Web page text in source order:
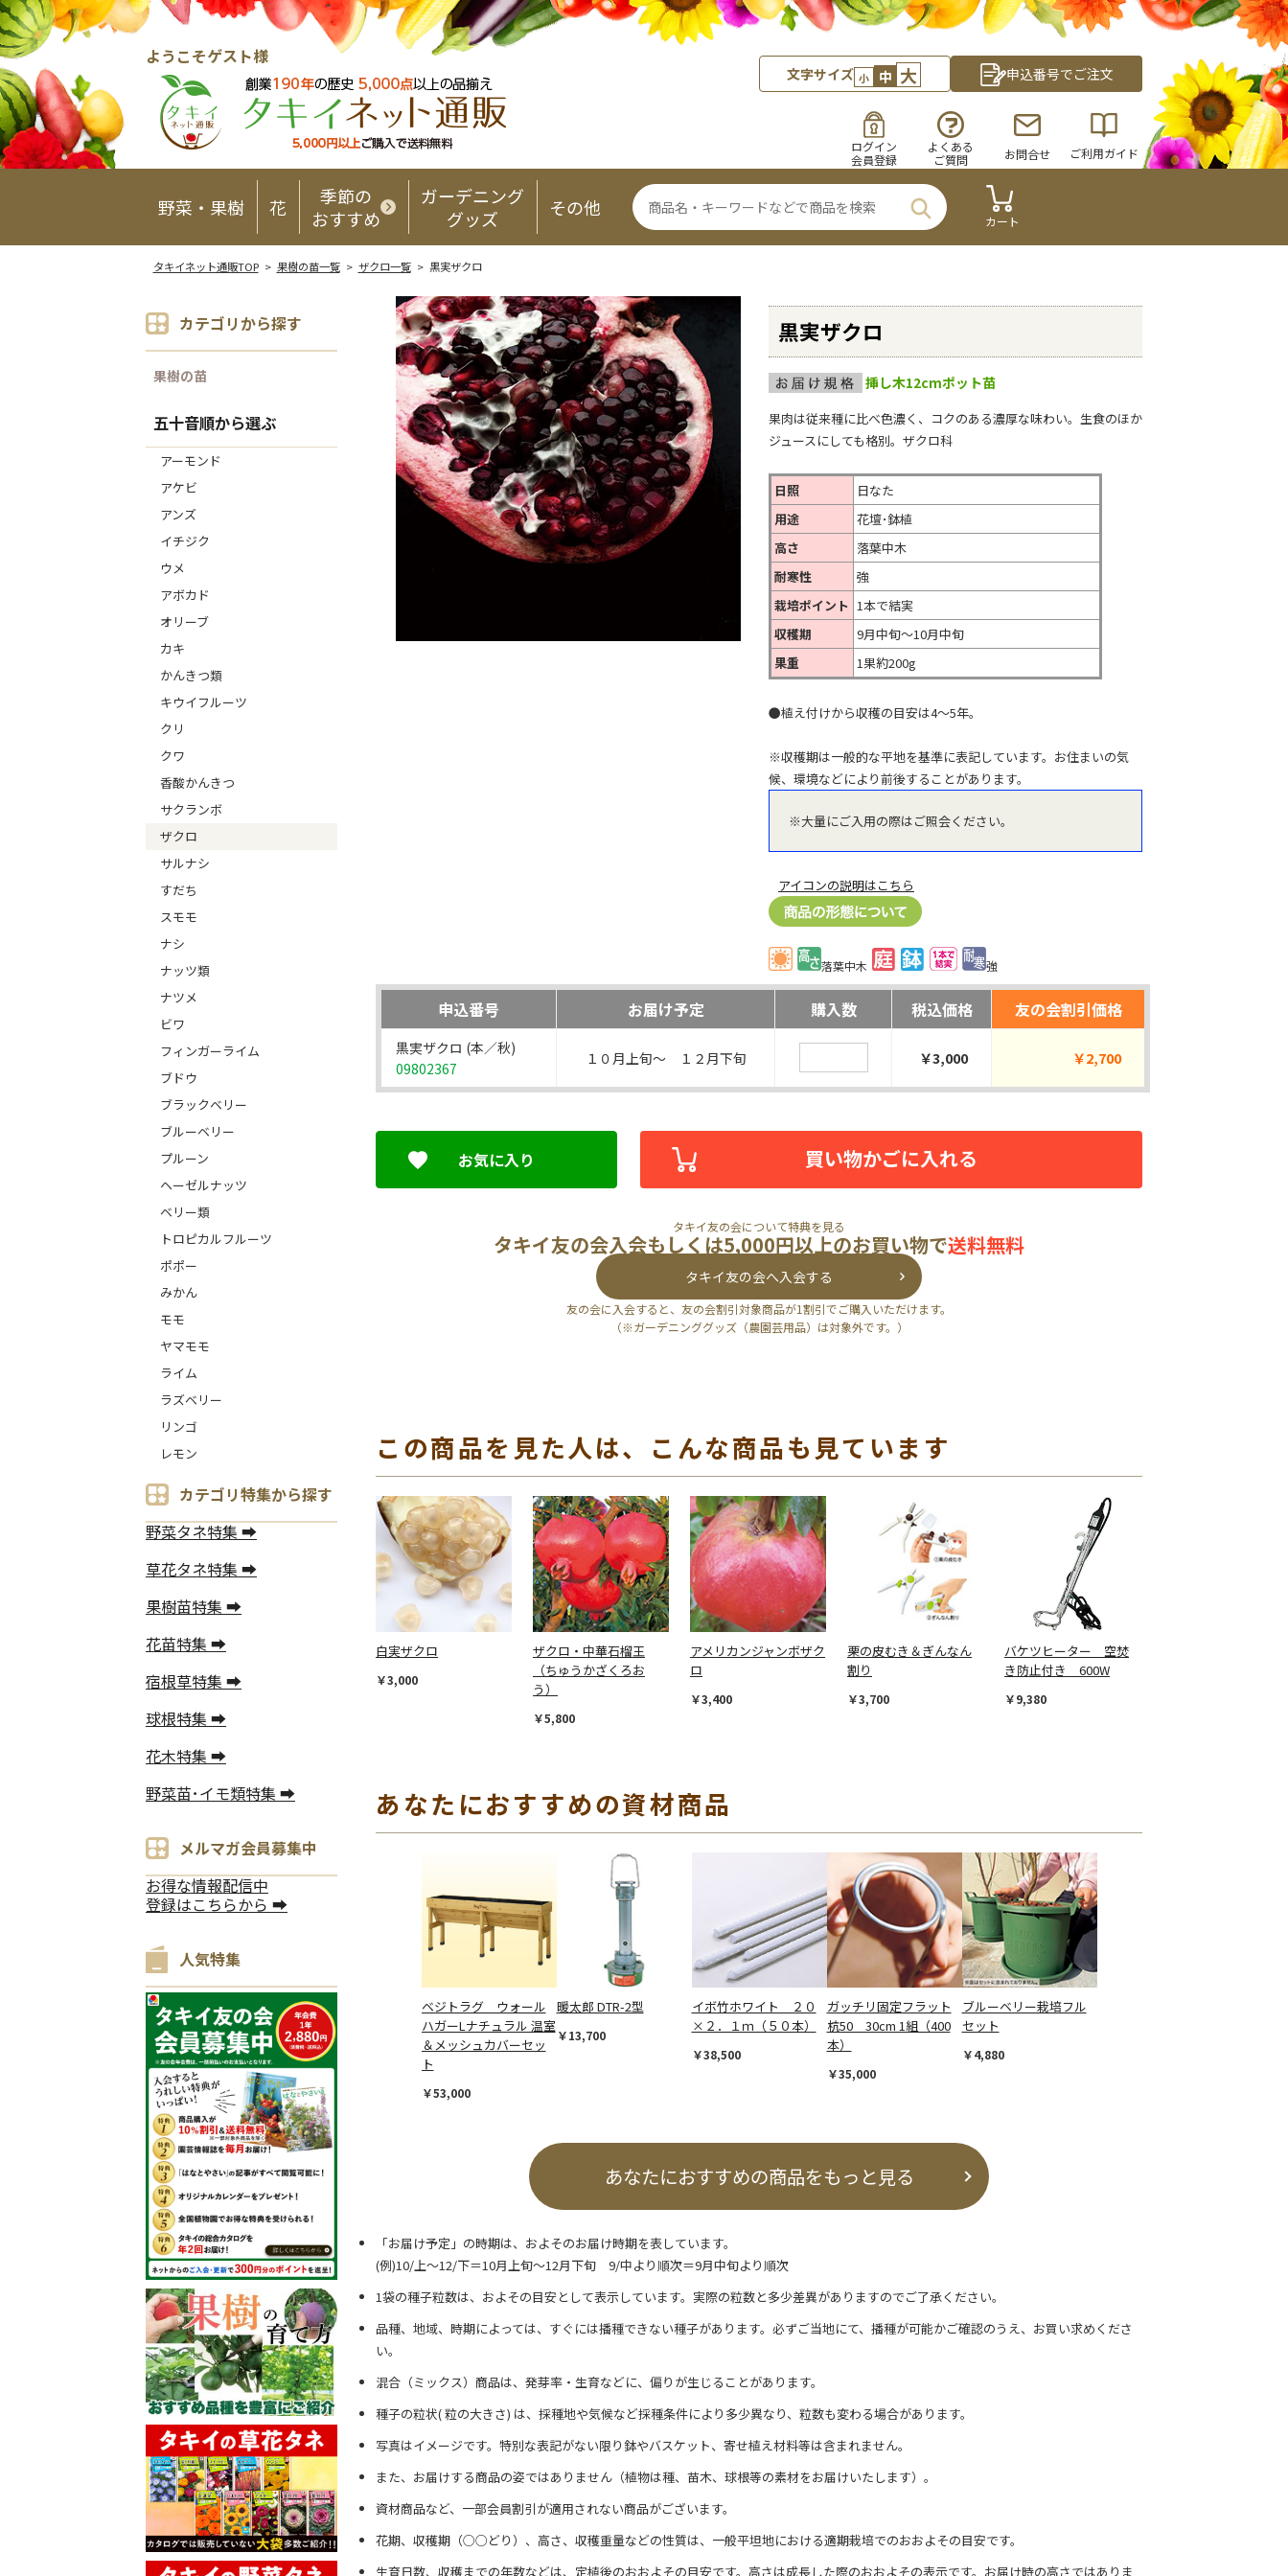
ようこそゲスト様
文字サイズ 小 中 大 申込番号でご注文
ログイン
会員登録
よくある
ご質問
お問合せ ご利用ガイド
野菜・果樹 花
季節の
おすすめ
ガーデニング
グッズ
その他
カート
タキイネット通販TOP> 果樹の苗一覧> ザクロ一覧> 黒実ザクロ
カテゴリから探す
果樹の苗
五十音順から選ぶ
アーモンド
アケビ
アンズ
イチジク
ウメ
アボカド
オリーブ
カキ
かんきつ類
キウイフルーツ
クリ
クワ
香酸かんきつ
サクランボ
ザクロ
サルナシ
すだち
スモモ
ナシ
ナッツ類
ナツメ
ビワ
フィンガーライム
ブドウ
ブラックベリー
ブルーベリー
プルーン
ヘーゼルナッツ
ベリー類
トロピカルフルーツ
ポポー
みかん
モモ
ヤマモモ
ライム
ラズベリー
リンゴ
レモン
カテゴリ特集から探す
野菜タネ特集 ➡
草花タネ特集 ➡
果樹苗特集 ➡
花苗特集 ➡
宿根草特集 ➡
球根特集 ➡
花木特集 ➡
野菜苗･イモ類特集 ➡
メルマガ会員募集中
お得な情報配信中
登録はこちらから ➡
人気特集
黒実ザクロ
挿し木12cmポット苗
果肉は従来種に比べ色濃く、コクのある濃厚な味わい。生食のほか
ジュースにしても格別。ザクロ科
日照
日なた
用途
花壇･鉢植
高さ
落葉中木
耐寒性
強
栽培ポイント 1本で結実
収穫期
9月中旬～10月中旬
果重
1果約200g
●植え付けから収穫の目安は4～5年。
※収穫期は一般的な平地を基準に表記しています。お住まいの気
候、環境などにより前後することがあります。
※大量にご入用の際はご照会ください。
アイコンの説明はこちら
落葉中木 強
申込番号 お届け予定 購入数 税込価格 友の会割引価格
黒実ザクロ (本／秋)
09802367
１０月上旬～ １２月下旬 ￥3,000 ￥2,700
お気に入り 買い物かごに入れる
タキイ友の会について特典を見る
タキイ友の会入会もしくは5,000円以上のお買い物で送料無料
タキイ友の会へ入会する
友の会に入会すると、友の会割引対象商品が1割引でご購入いただけます。
（※ガーデニンググッズ（農園芸用品）は対象外です。）
この商品を見た人は、こんな商品も見ています
白実ザクロ
￥3,000
ザクロ・中華石榴王
（ちゅうかざくろお
う）
￥5,800
アメリカンジャンボザク
ロ
￥3,400
栗の皮むき＆ぎんなん
割り
￥3,700
バケツヒーター 空焚
き防止付き 600W
￥9,380
あなたにおすすめの資材商品
ベジトラグ ウォール
ハガーLナチュラル 温室
＆メッシュカバーセッ
ト
￥53,000
暖太郎 DTR-2型
￥13,700
イボ竹ホワイト ２０
×２．１ｍ（５０本）
￥38,500
ガッチリ固定フラット
杭50 30cm 1組（400
本）
￥35,000
ブルーベリー栽培フル
セット
￥4,880
あなたにおすすめの商品をもっと見る
「お届け予定」の時期は、およそのお届け時期を表しています。
(例)10/上～12/下＝10月上旬～12月下旬 9/中より順次＝9月中旬より順次
1袋の種子粒数は、およその目安として表示しています。実際の粒数と多少差異がありますのでご了承ください。
品種、地域、時期によっては、すぐには播種できない種子があります。必ずご当地にて、播種が可能かご確認のうえ、お買い求めくださ
い。
混合（ミックス）商品は、発芽率・生育などに、偏りが生じることがあります。
種子の粒状( 粒の大きさ) は、採種地や気候など採種条件により多少異なり、粒数も変わる場合があります。
写真はイメージです。特別な表記がない限り鉢やバスケット、寄せ植え材料等は含まれません。
また、お届けする商品の姿ではありません（植物は種、苗木、球根等の素材をお届けいたします）。
資材商品など、一部会員割引が適用されない商品がございます。
花期、収穫期（○○どり）、高さ、収穫重量などの性質は、一般平坦地における適期栽培でのおおよその目安です。
生育日数、収穫までの年数などは、定植後のおおよその目安です。高さは成長した際のおおよその表示です。お届け時の高さではありま